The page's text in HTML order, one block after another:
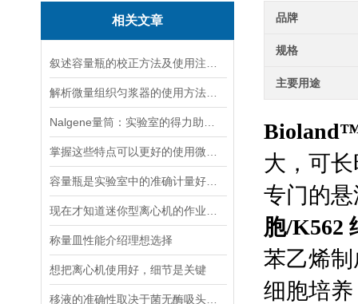
相关文章
称量皿性能介绍理想选择
想把离心机使用好，细节是关键
品牌
规格
主要用途
大，可
专门的
胞/K562
苯乙烯制
细胞培养